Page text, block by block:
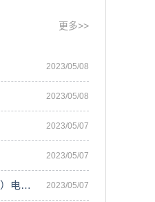
更多>>
2023/05/08
2023/05/08
2023/05/07
2023/05/07
联想ThinkPad X1 Carbon（2017）电脑安 2023/05/07